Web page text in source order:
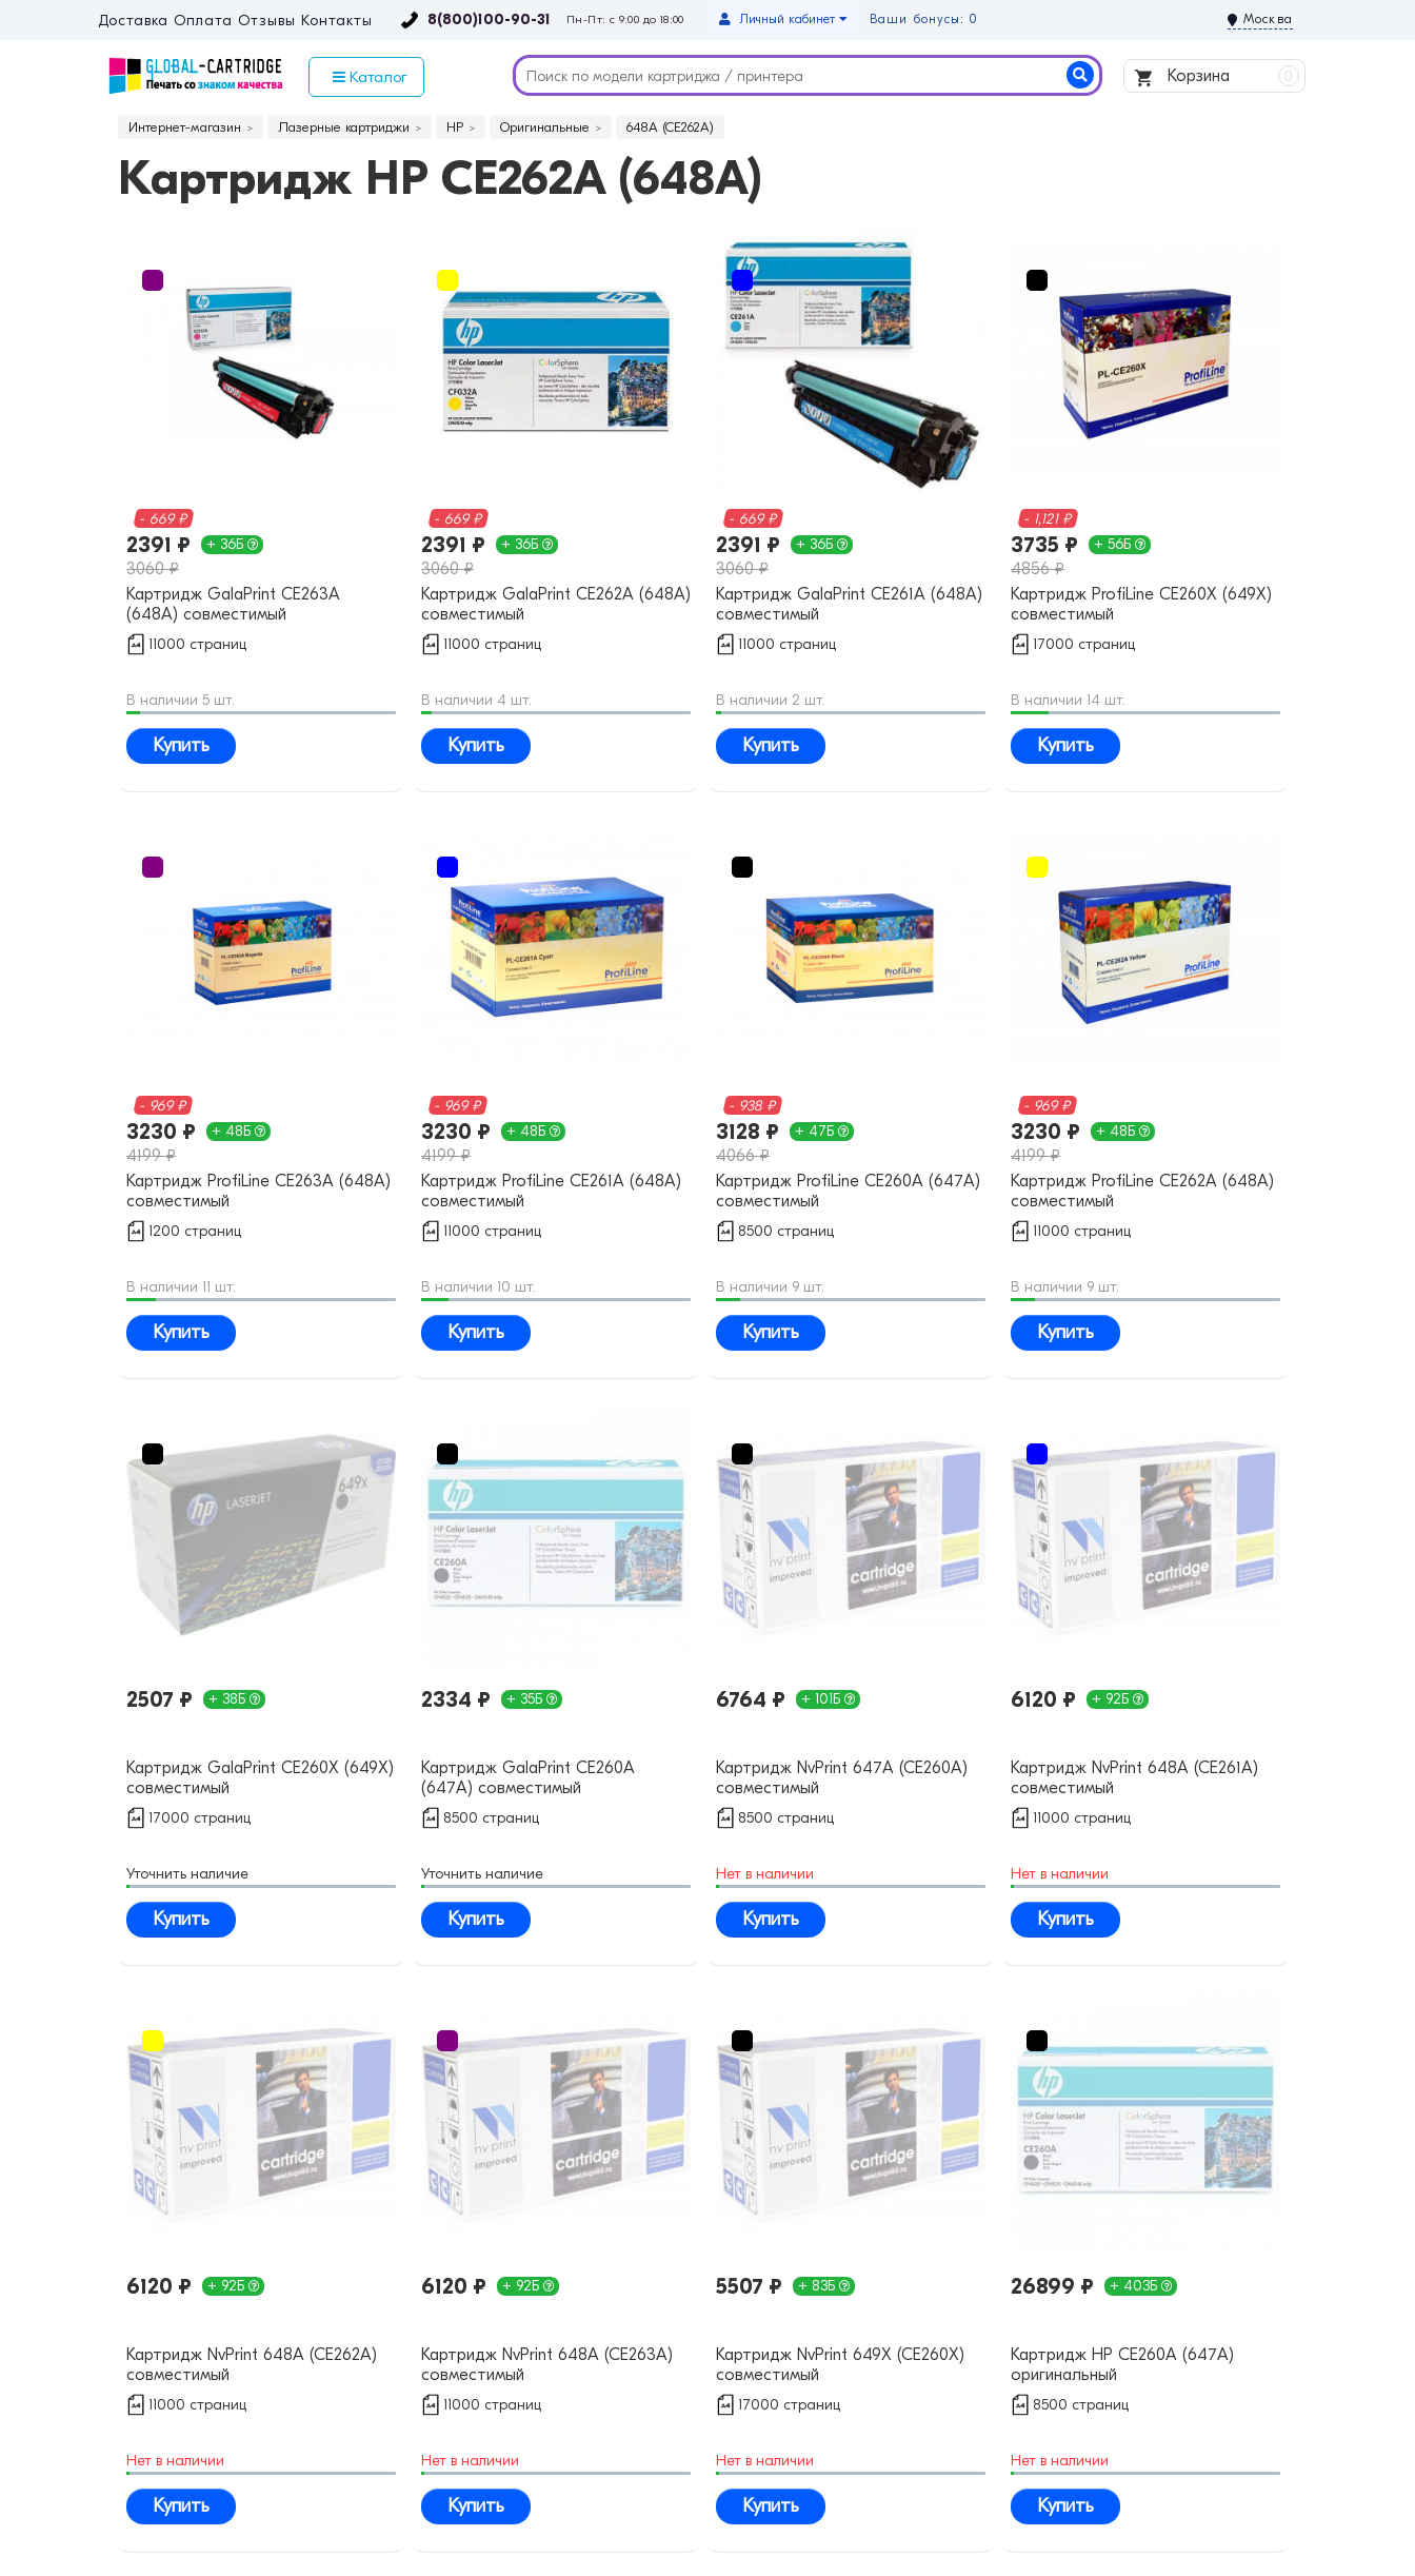
Доставка Оплата Отзывы Контакты 8(800)100-90-31 Пн-Пт: с 9:00 до 18:00 Ваши бонусы: 0
Личный кабинет Москва
Каталог Корзина 0
Интернет-магазин Лазерные картриджи HP Оригинальные 648A (CE262A)
Картридж HP CE262A (648A)
- 669 ₽
2391 ₽ + 36Б
3060 ₽
Картридж GalaPrint CE263A
(648A) совместимый
11000 страниц
В наличии 5 шт.
Купить
- 669 ₽
2391 ₽ + 36Б
3060 ₽
Картридж GalaPrint CE262A (648A)
совместимый
11000 страниц
В наличии 4 шт.
Купить
- 669 ₽
2391 ₽ + 36Б
3060 ₽
Картридж GalaPrint CE261A (648A)
совместимый
11000 страниц
В наличии 2 шт.
Купить
- 1,121 ₽
3735 ₽ + 56Б
4856 ₽
Картридж ProfiLine CE260X (649X)
совместимый
17000 страниц
В наличии 14 шт.
Купить
- 969 ₽
3230 ₽ + 48Б
4199 ₽
Картридж ProfiLine CE263A (648A)
совместимый
1200 страниц
В наличии 11 шт.
Купить
- 969 ₽
3230 ₽ + 48Б
4199 ₽
Картридж ProfiLine CE261A (648A)
совместимый
11000 страниц
В наличии 10 шт.
Купить
- 938 ₽
3128 ₽ + 47Б
4066 ₽
Картридж ProfiLine CE260A (647A)
совместимый
8500 страниц
В наличии 9 шт.
Купить
- 969 ₽
3230 ₽ + 48Б
4199 ₽
Картридж ProfiLine CE262A (648A)
совместимый
11000 страниц
В наличии 9 шт.
Купить
2507 ₽ + 38Б
Картридж GalaPrint CE260X (649X)
совместимый
17000 страниц
Уточнить наличие
Купить
2334 ₽ + 35Б
Картридж GalaPrint CE260A
(647A) совместимый
8500 страниц
Уточнить наличие
Купить
6764 ₽ + 101Б
Картридж NvPrint 647A (CE260A)
совместимый
8500 страниц
Нет в наличии
Купить
6120 ₽ + 92Б
Картридж NvPrint 648A (CE261A)
совместимый
11000 страниц
Нет в наличии
Купить
6120 ₽ + 92Б
Картридж NvPrint 648A (CE262A)
совместимый
11000 страниц
Нет в наличии
Купить
6120 ₽ + 92Б
Картридж NvPrint 648A (CE263A)
совместимый
11000 страниц
Нет в наличии
Купить
5507 ₽ + 83Б
Картридж NvPrint 649X (CE260X)
совместимый
17000 страниц
Нет в наличии
Купить
26899 ₽ + 403Б
Картридж HP CE260A (647A)
оригинальный
8500 страниц
Нет в наличии
Купить